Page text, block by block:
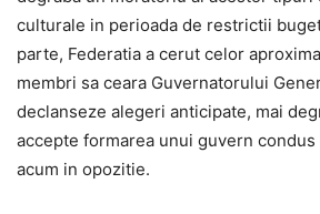
culturale in perioada de restrictii
parte, Federatia a cerut celor
membri sa ceara Guvernatorului
declanseze alegeri anticipate, mai
accepte formarea unui guvern
acum in opozitie.